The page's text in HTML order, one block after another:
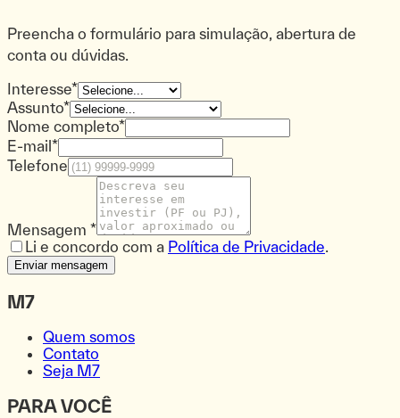
Preencha o formulário para simulação, abertura de
conta ou dúvidas.
Interesse*
Assunto*
Nome completo*
E-mail*
Telefone
Mensagem *
Li e concordo com a Política de Privacidade.
Enviar mensagem
M7
Quem somos
Contato
Seja M7
PARA VOCÊ